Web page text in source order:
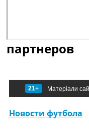
партнеров
21+ Матеріали
Новости футбола